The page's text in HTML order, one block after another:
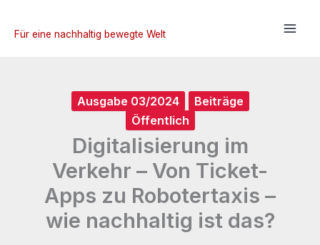
InhaltFür eine nachhaltig bewegte Welt
Ausgabe 03/2024
Beiträge
Öffentlich
Digitalisierung im
Verkehr – Von Ticket-
Apps zu Robotertaxis –
wie nachhaltig ist das?